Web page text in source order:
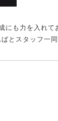
も力を入れて
とスタッフ一